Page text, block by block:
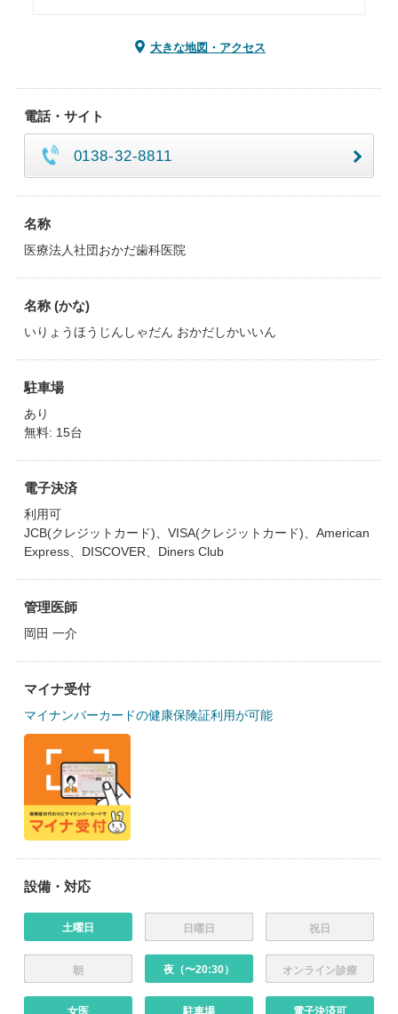
大きな地図・アクセス
電話・サイト
0138-32-8811
名称
医療法人社団おかだ歯科医院
名称 (かな)
いりょうほうじんしゃだん おかだしかいいん
駐車場
あり
無料: 15台
電子決済
利用可
JCB(クレジットカード)、VISA(クレジットカード)、American
Express、DISCOVER、Diners Club
管理医師
岡田 一介
マイナ受付
マイナンバーカードの健康保険証利用が可能
設備・対応
土曜日 日曜日 祝日
朝 夜（〜20:30） オンライン診療
女医 駐車場 電子決済可